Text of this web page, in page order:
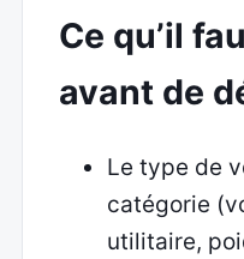
Ce qu’il
avant de
Le type de
catégorie
utilitaire,